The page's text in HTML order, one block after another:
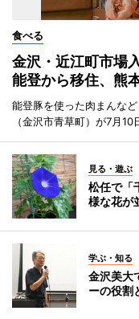
食べる
金沢・近江町市場
能登から移住、熊
能登豚を使った肉まんな
（金沢市青草町）が7月
見る・遊ぶ
松任で「
様な花が
学ぶ・知る
金沢美大
ーの役割